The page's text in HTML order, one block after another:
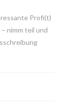
Profi(t)
nimm teil und